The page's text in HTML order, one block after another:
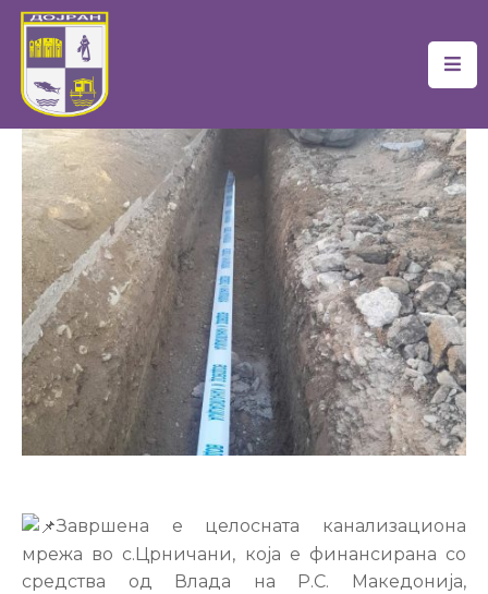
Почетна
Локална
Самоуправа
Новости
Проекти
Документи
Услуги
Финансии
Настани
Завршена е целосната канализациона
мрежа во с.Црничани, која е финансирана со
средства од Влада на Р.С. Македонија,